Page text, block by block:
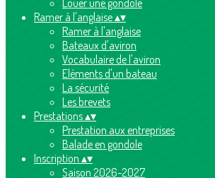
Louer une gondole
Ramer à l'anglaise▴▾
Ramer à l'anglaise
Bateaux d'aviron
Vocabulaire de l'aviron
Eléments d'un bateau
La sécurité
Les brevets
Prestations▴▾
Prestation aux entreprises
Balade en gondole
Inscription ▴▾
Saison 2026-2027